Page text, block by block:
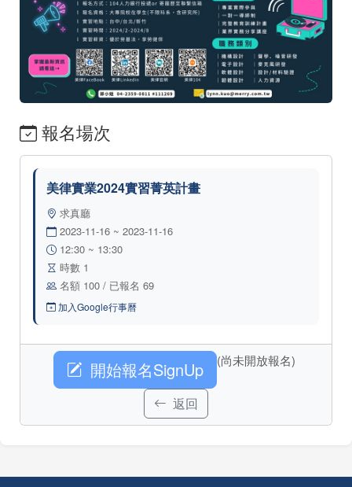
報名場次
美律實業2024實習菁英計畫
求真廳
2023-11-16 ~ 2023-11-16
12:30 ~ 13:30
時數 1
名額 100 / 已報名 69
加入Google行事曆
開始報名SignUp (尚未開放報名)
返回